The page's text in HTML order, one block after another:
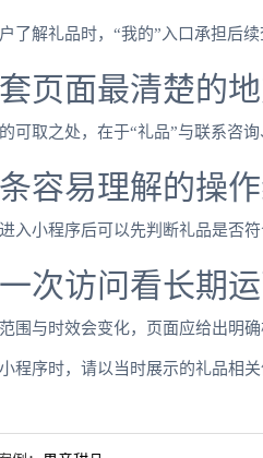
了解礼品时，“我的”入口承担后续
页面最清楚的
可取之处，在于“礼品”与联系咨
容易理解的操
入小程序后可以先判断礼品是否
次访问看长期
围与时效会变化，页面应给出明
程序时，请以当时展示的礼品相关